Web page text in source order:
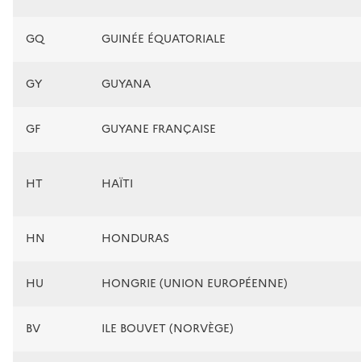
GQ GUINÉE ÉQUATORIALE
GY GUYANA
GF GUYANE FRANÇAISE
HT HAÏTI
HN HONDURAS
HU HONGRIE (UNION EUROPÉENNE)
BV ILE BOUVET (NORVÈGE)